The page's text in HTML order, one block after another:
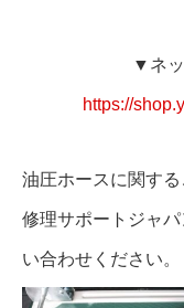
▼ネ
https://
油圧ホースに関す
修理サポートジャ
い合わせください。